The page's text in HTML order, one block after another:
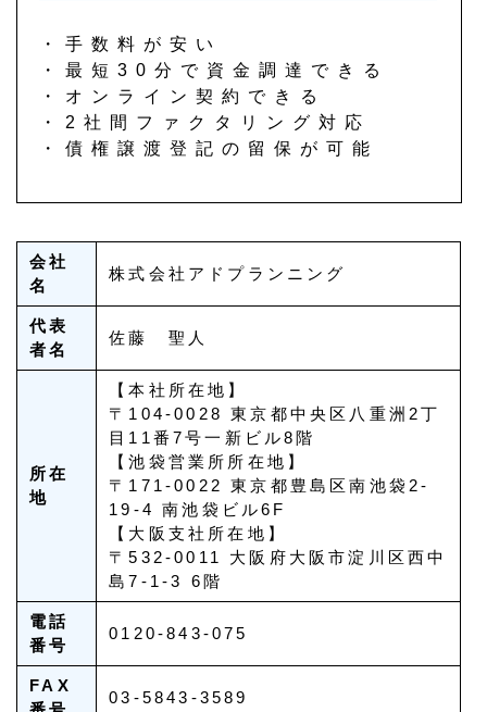
・手数料が安い
・最短30分で資金調達できる
・オンライン契約できる
・2社間ファクタリング対応
・債権譲渡登記の留保が可能
会社
名
株式会社アドプランニング
代表
者名
佐藤 聖人
所在
地
【本社所在地】
〒104-0028 東京都中央区八重洲2丁
目11番7号一新ビル8階
【池袋営業所所在地】
〒171-0022 東京都豊島区南池袋2-
19-4 南池袋ビル6F
【大阪支社所在地】
〒532-0011 大阪府大阪市淀川区西中
島7-1-3 6階
電話
番号
0120-843-075
FAX
03-5843-3589